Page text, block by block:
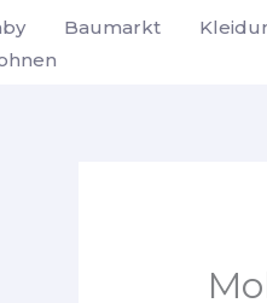
Baumarkt